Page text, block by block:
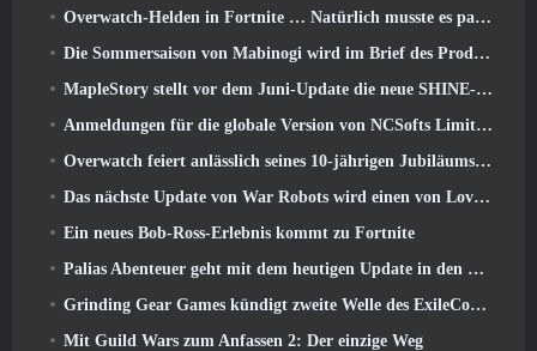
Overwatch-Helden in Fortnite … Natürlich musste es passieren
Die Sommersaison von Mabinogi wird im Brief des Produzenten enthüllt
MapleStory stellt vor dem Juni-Update die neue SHINE-Klasse vor
Anmeldungen für die globale Version von NCSofts Limit Zero Breakers „Prologue Test“ sind im Gange
Overwatch feiert anlässlich seines 10-jährigen Jubiläums „Ein Jahrzehnt der Helden“.
Das nächste Update von War Robots wird einen von Lovecraft inspirierten Scharfschützen vorstellen
Ein neues Bob-Ross-Erlebnis kommt zu Fortnite
Palias Abenteuer geht mit dem heutigen Update in den Royal Highlands weiter
Grinding Gear Games kündigt zweite Welle des ExileCon-Ticketverkaufs an
Mit Guild Wars zum Anfassen 2: Der einzige Weg